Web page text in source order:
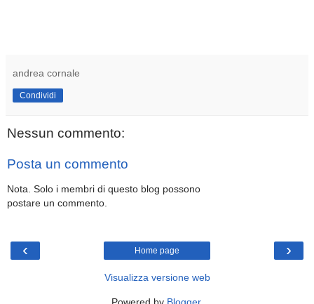
andrea cornale
Condividi
Nessun commento:
Posta un commento
Nota. Solo i membri di questo blog possono
postare un commento.
‹ ›
Home page
Visualizza versione web